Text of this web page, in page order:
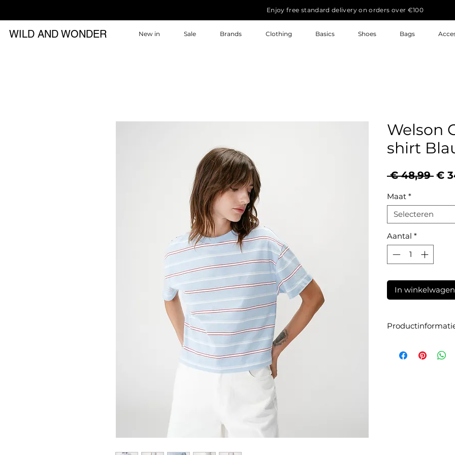
Enjoy free standard delivery on orders over €100
New in Sale Brands Clothing Basics Shoes Bags
WILD AND WONDER
Welson
shirt
€ 48,99 €
Maat *
Selecteren
Aantal *
In winkelwagen
Materiaal:100%